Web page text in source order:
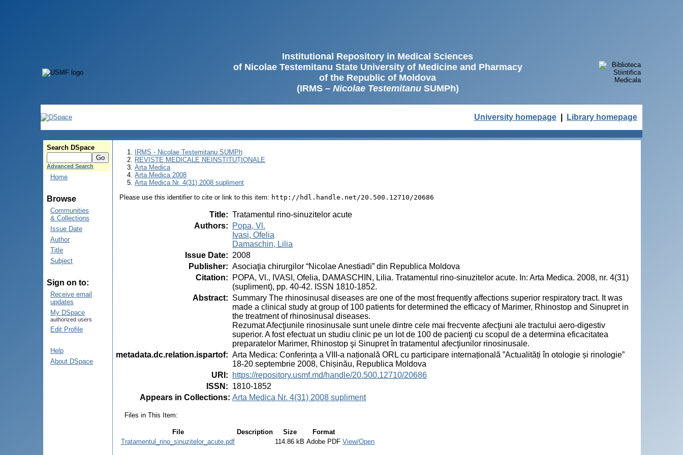
Institutional Repository in Medical Sciences
of Nicolae Testemitanu State University of Medicine and Pharmacy
of the Republic of Moldova
(IRMS – Nicolae TestemitanuSUMPh)
University homepage Library homepage
Search DSpace
Advanced Search
Home
Browse
Communities
& Collections
Issue Date
Author
Title
Subject
Sign on to:
Receive email
updates
My DSpace
authorized users
Edit Profile
Help
About DSpace
IRMS - Nicolae Testemitanu SUMPh
REVISTE MEDICALE NEINSTITUȚIONALE
Arta Medica
Arta Medica 2008
Arta Medica Nr. 4(31) 2008 supliment
Please use this identifier to cite or link to this item: http://hdl.handle.net/20.500.12710/20686
Title: Tratamentul rino-sinuzitelor acute
Authors:
Popa, Vl.
Ivasi, Ofelia
Damaschin, Lilia
Issue Date: 2008
Publisher: Asociaţia chirurgilor “Nicolae Anestiadi” din Republica Moldova
Citation:
POPA, Vl., IVASI, Ofelia, DAMASCHIN, Lilia. Tratamentul rino-sinuzitelor acute. In: Arta Medica. 2008, nr. 4(31)
(supliment), pp. 40-42. ISSN 1810-1852.
Abstract: Summary The rhinosinusal diseases are one of the most frequently affections superior respiratory tract. It was
made a clinical study at group of 100 patients for determined the efficacy of Marimer, Rhinostop and Sinupret in
the treatment of rhinosinusal diseases.
Rezumat Afecţiunile rinosinusale sunt unele dintre cele mai frecvente afecţiuni ale tractului aero-digestiv
superior. A fost efectuat un studiu clinic pe un lot de 100 de pacienţi cu scopul de a determina eficacitatea
preparatelor Marimer, Rhinostop şi Sinupret în tratamentul afecţiunilor rinosinusale.
metadata.dc.relation.ispartof: Arta Medica: Conferința a VIII-a națională ORL cu participare internațională ”Actualități în otologie și rinologie”
18-20 septembrie 2008, Chișinău, Republica Moldova
URI :
https://repository.usmf.md/handle/20.500.12710/20686
ISSN : 1810-1852
Appears in Collections: Arta Medica Nr. 4(31) 2008 supliment
Files in This Item:
File Description Size
Format
Tratamentul_rino_sinuzitelor_acute.pdf
114.86 kB Adobe PDF View/Open